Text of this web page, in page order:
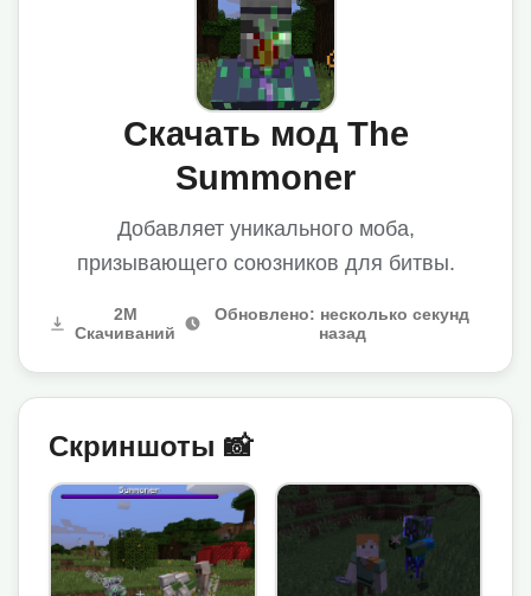
Скачать мод The
Summoner
Добавляет уникального моба,
призывающего союзников для битвы.
2M
Скачиваний
Обновлено: несколько секунд
назад
Скриншоты 📸